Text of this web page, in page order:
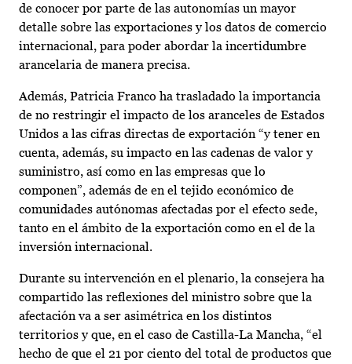
de conocer por parte de las autonomías un mayor
detalle sobre las exportaciones y los datos de comercio
internacional, para poder abordar la incertidumbre
arancelaria de manera precisa.
Además, Patricia Franco ha trasladado la importancia
de no restringir el impacto de los aranceles de Estados
Unidos a las cifras directas de exportación “y tener en
cuenta, además, su impacto en las cadenas de valor y
suministro, así como en las empresas que lo
componen”, además de en el tejido económico de
comunidades autónomas afectadas por el efecto sede,
tanto en el ámbito de la exportación como en el de la
inversión internacional.
Durante su intervención en el plenario, la consejera ha
compartido las reflexiones del ministro sobre que la
afectación va a ser asimétrica en los distintos
territorios y que, en el caso de Castilla-La Mancha, “el
hecho de que el 21 por ciento del total de productos que